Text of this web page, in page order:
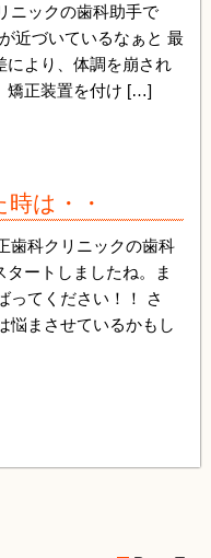
ニックの歯科助手で
近づいているなぁと 最
により、体調を崩され
矯正装置を付け […]
は・・
科クリニックの歯科
ートしましたね。ま
ってください！！ さ
悩まさせているかもし